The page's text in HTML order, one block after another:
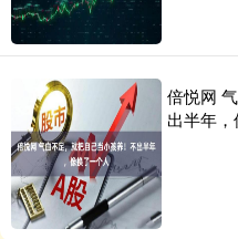
倍悦网
出半年